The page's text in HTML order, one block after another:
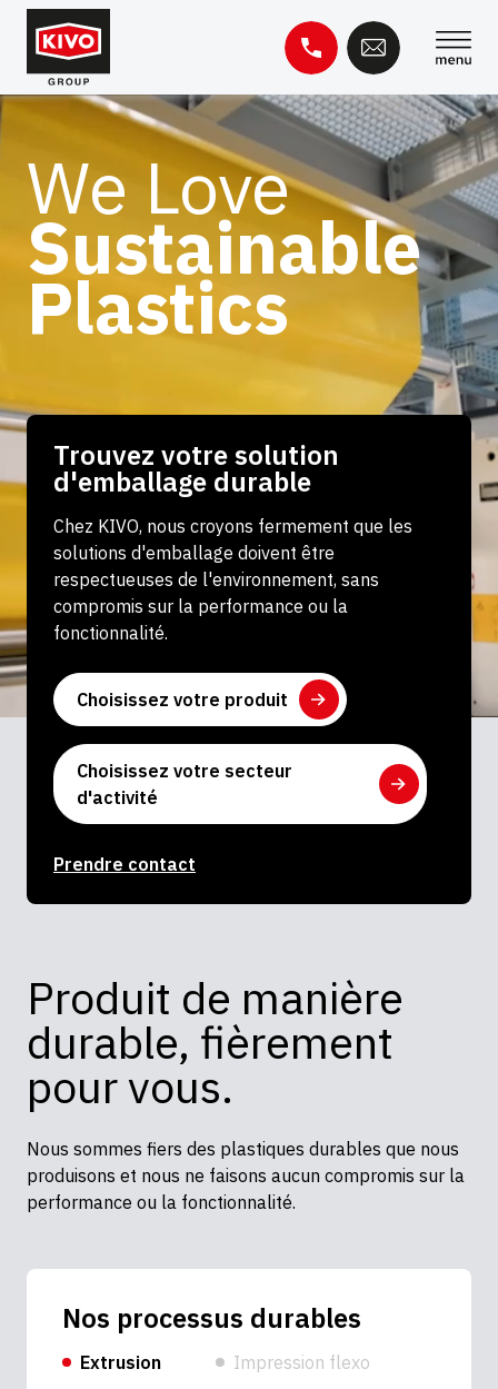
Skip
content
Rechercher :
Base de connaissances Contact
We Love
Sustainable
Plastics
Trouvez votre solution
d'emballage durable
Chez KIVO, nous croyons fermement que les
solutions d'emballage doivent être
respectueuses de l'environnement, sans
compromis sur la performance ou la
fonctionnalité.
Prendre contact
Choisissez votre produit
Choisissez votre secteur
d'activité
Produit de manière
durable, fièrement
pour vous.
Nous sommes fiers des plastiques durables que nous
produisons et nous ne faisons aucun compromis sur la
performance ou la fonctionnalité.
Nos processus durables
Extrusion
Impression flexo